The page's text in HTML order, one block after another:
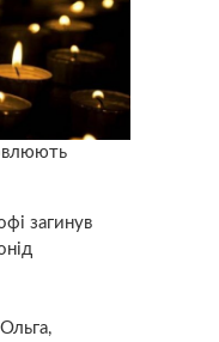
загинув